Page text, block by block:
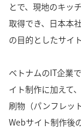
とで、現地のキッ
取得でき、日本本
の目的としたサイト
ベトナムのIT企業
イト制作に加えて
刷物（パンフレッ
Webサイト制作後